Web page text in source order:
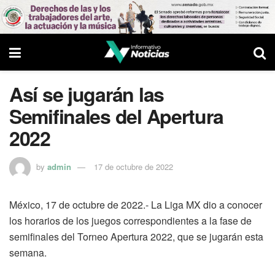
Así se jugarán las
Semifinales del Apertura
2022
by admin 17 de octubre de 2022
México, 17 de octubre de 2022.- La Liga MX dio a conocer
los horarios de los juegos correspondientes a la fase de
semifinales del Torneo Apertura 2022, que se jugarán esta
semana.